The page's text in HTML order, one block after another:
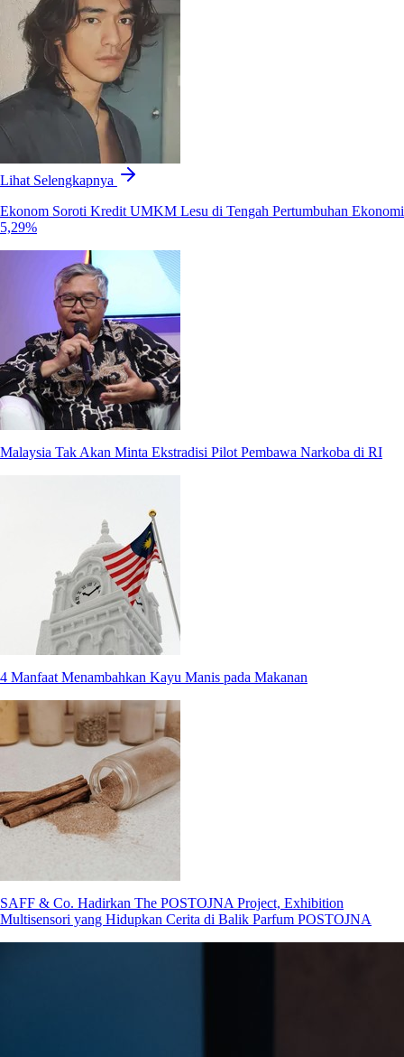
Lihat Selengkapnya
Ekonom Soroti Kredit UMKM Lesu di Tengah Pertumbuhan Ekonomi
5,29%
Malaysia Tak Akan Minta Ekstradisi Pilot Pembawa Narkoba di RI
4 Manfaat Menambahkan Kayu Manis pada Makanan
SAFF & Co. Hadirkan The POSTOJNA Project, Exhibition
Multisensori yang Hidupkan Cerita di Balik Parfum POSTOJNA